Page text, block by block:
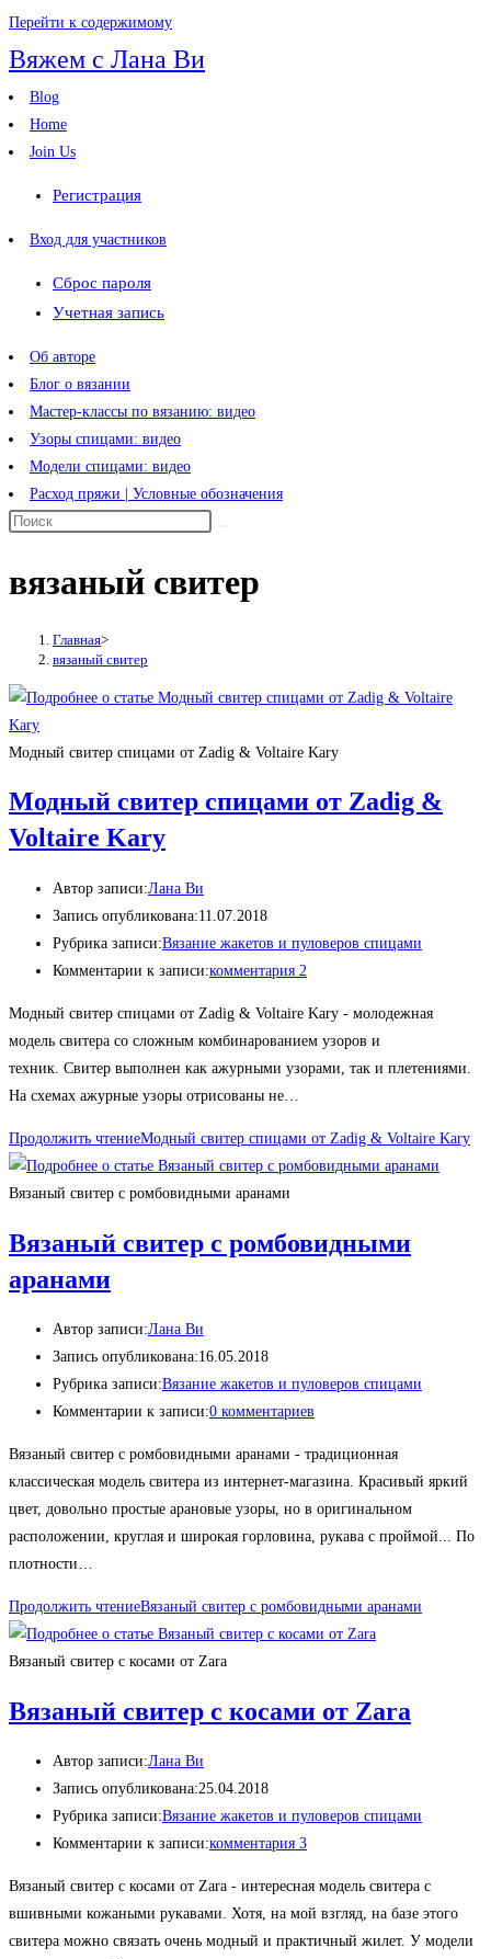
Перейти к содержимому
Вяжем с Лана Ви
Blog
Home
Join Us
Регистрация
Вход для участников
Сброс пароля
Учетная запись
Об авторе
Блог о вязании
Мастер-классы по вязанию: видео
Узоры спицами: видео
Модели спицами: видео
Расход пряжи | Условные обозначения
вязаный свитер
Главная>
вязаный свитер
Модный свитер спицами от Zadig & Voltaire Kary
Модный свитер спицами от Zadig &
Voltaire Kary
Автор записи:Лана Ви
Запись опубликована:11.07.2018
Рубрика записи:Вязание жакетов и пуловеров спицами
Комментарии к записи:комментария 2
Модный свитер спицами от Zadig & Voltaire Kary - молодежная
модель свитера со сложным комбинарованием узоров и
техник. Свитер выполнен как ажурными узорами, так и плетениями.
На схемах ажурные узоры отрисованы не…
Продолжить чтениеМодный свитер спицами от Zadig & Voltaire Kary
Вязаный свитер с ромбовидными аранами
Вязаный свитер с ромбовидными
аранами
Автор записи:Лана Ви
Запись опубликована:16.05.2018
Рубрика записи:Вязание жакетов и пуловеров спицами
Комментарии к записи:0 комментариев
Вязаный свитер с ромбовидными аранами - традиционная
классическая модель свитера из интернет-магазина. Красивый яркий
цвет, довольно простые арановые узоры, но в оригинальном
расположении, круглая и широкая горловина, рукава с проймой... По
плотности…
Продолжить чтениеВязаный свитер с ромбовидными аранами
Вязаный свитер с косами от Zara
Вязаный свитер с косами от Zara
Автор записи:Лана Ви
Запись опубликована:25.04.2018
Рубрика записи:Вязание жакетов и пуловеров спицами
Комментарии к записи:комментария 3
Вязаный свитер с косами от Zara - интересная модель свитера с
вшивными кожаными рукавами. Хотя, на мой взгляд, на базе этого
свитера можно связать очень модный и практичный жилет. У модели